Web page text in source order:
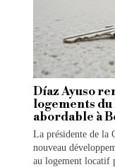
Díaz Ayuso
logements du
abordable à
La présidente de la
nouveau
au logement locatif